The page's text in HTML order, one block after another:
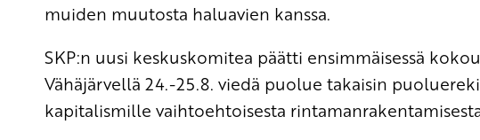
muiden muutosta haluavien kanssa.
SKP:n uusi keskuskomitea päätti ensimmäisessä
Vähäjärvellä 24.-25.8. viedä puolue takaisin
kapitalismille vaihtoehtoisesta